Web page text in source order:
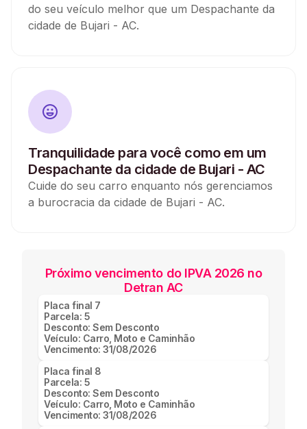
do seu veículo melhor que um Despachante da
cidade de Bujari - AC.
Tranquilidade para você como em um
Despachante da cidade de Bujari - AC
Cuide do seu carro enquanto nós gerenciamos
a burocracia da cidade de Bujari - AC.
Próximo vencimento do IPVA 2026 no
Detran AC
Placa final 7
Parcela: 5
Desconto:Sem Desconto
Veículo: Carro, Moto e Caminhão
Vencimento:31/08/2026
Placa final 8
Parcela: 5
Desconto:Sem Desconto
Veículo: Carro, Moto e Caminhão
Vencimento:31/08/2026